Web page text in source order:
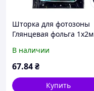
Шторка для фотозоны
Глянцевая фольга 1х2м
В наличии
67.84₴
Купить